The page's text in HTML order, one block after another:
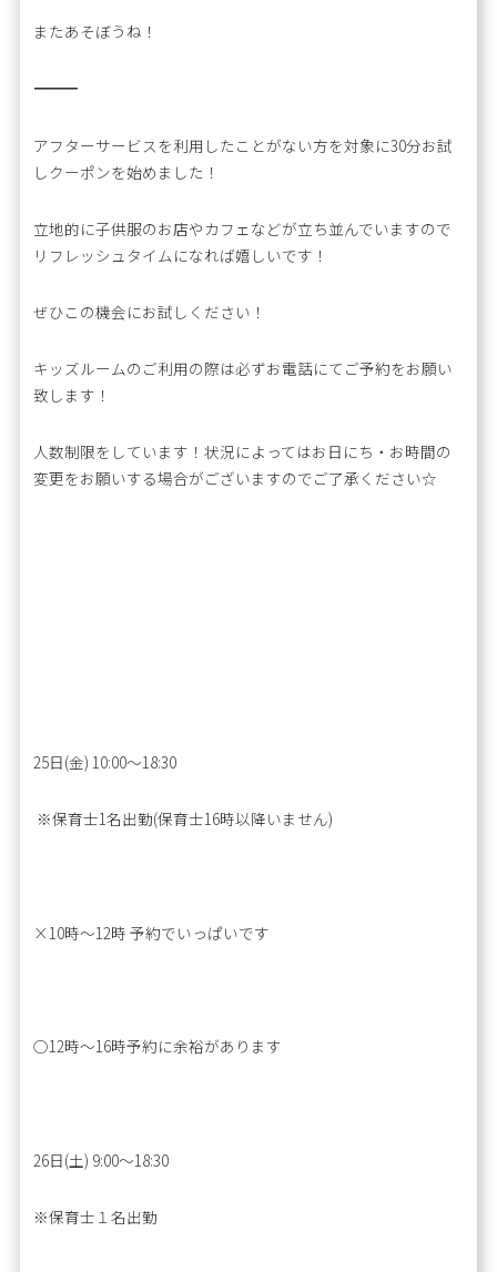
またあそぼうね！
―――――――――――――――――――――――――
アフターサービスを利用したことがない方を対象に30分お試
しクーポンを始めました！
立地的に子供服のお店やカフェなどが立ち並んでいますので
リフレッシュタイムになれば嬉しいです！
ぜひこの機会にお試しください！
キッズルームのご利用の際は必ずお電話にてご予約をお願い
致します！
人数制限をしています！状況によってはお日にち・お時間の
変更をお願いする場合がございますのでご了承ください☆
25日(金) 10:00～18:30
※保育士1名出勤(保育士16時以降いません)
×10時～12時 予約でいっぱいです
○12時〜16時予約に余裕があります
26日(土) 9:00～18:30
※保育士１名出勤